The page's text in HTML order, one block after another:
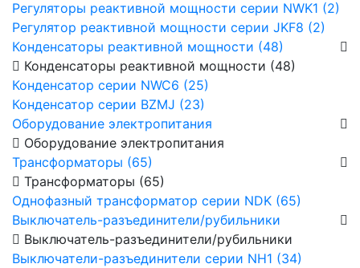
Регуляторы реактивной мощности серии NWK1 (2)
Регулятор реактивной мощности серии JKF8 (2)
Конденсаторы реактивной мощности (48)
Конденсаторы реактивной мощности (48)
Конденсатор серии NWC6 (25)
Конденсатор серии BZMJ (23)
Оборудование электропитания
Оборудование электропитания
Трансформаторы (65)
Трансформаторы (65)
Однофазный трансформатор серии NDK (65)
Выключатель-разъединители/рубильники
Выключатель-разъединители/рубильники
Выключатели-разъединители серии NH1 (34)